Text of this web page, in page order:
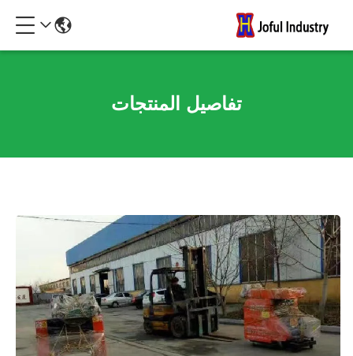
تفاصيل المنتجات